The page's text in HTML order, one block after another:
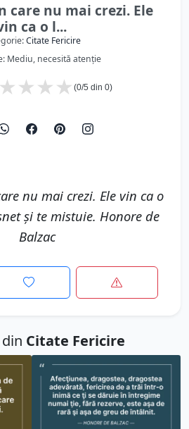
care nu mai crezi. Ele
ca o l...
Citate Fericire
Mediu, necesită atenție
★
★
★
★ (0/5 din 0)
nu mai crezi. Ele vin ca o
şi te mistuie. Honore de
Balzac
Citate Fericire